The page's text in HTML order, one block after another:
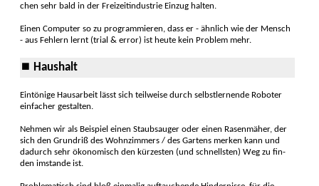
chen sehr bald in der Freizeit­industrie Einzug halten.
Einen Computer so zu program­mieren, dass er - ähnlich wie der Mensch
- aus Fehlern lernt (trial & error) ist heute kein Pro­blem mehr.
⏹ Haushalt
Eintönige Hausarbeit lässt sich teil­weise durch selbst­lernende Robo­ter
einfacher ge­stal­ten.
Nehmen wir als Beispiel einen Staub­sauger oder einen Rasen­mäher, der
sich den Grund­riß des Wohnzimmers / des Gar­tens merken kann und
dadurch sehr ökono­misch den kürzes­ten (und schnell­sten) Weg zu fin­
den im­stande ist.